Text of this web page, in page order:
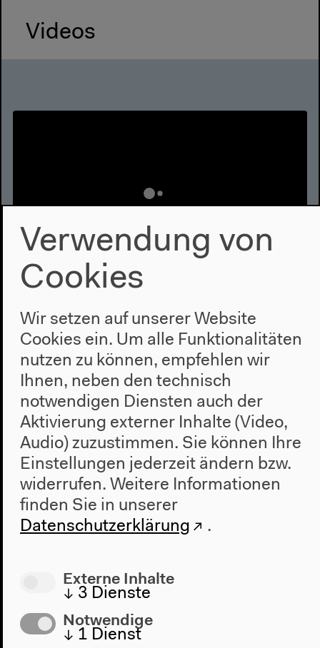
Videos
Black Italy (Englisch)
Mit Ingrid Greenfield, Angelica Pesarini, Maria Stella
Rognoni, Eike Schmidt, Justin Randolph
Thompson, moderiert von Angelika Stepken
Englische Originalversion
Vorträge, Diskussionen
Mehr zum Video
Verwendung von
Cookies
Wir setzen auf unserer Website
Cookies ein. Um alle Funktionalitäten
nutzen zu können, empfehlen wir
Ihnen, neben den technisch
notwendigen Diensten auch der
Aktivierung externer Inhalte (Video,
Audio) zuzustimmen. Sie können Ihre
Einstellungen jederzeit ändern bzw.
widerrufen. Weitere Informationen
finden Sie in unserer
Datenschutzerklärung
.
Externe Inhalte
↓ 3 Dienste
Notwendige
↓ 1 Dienst